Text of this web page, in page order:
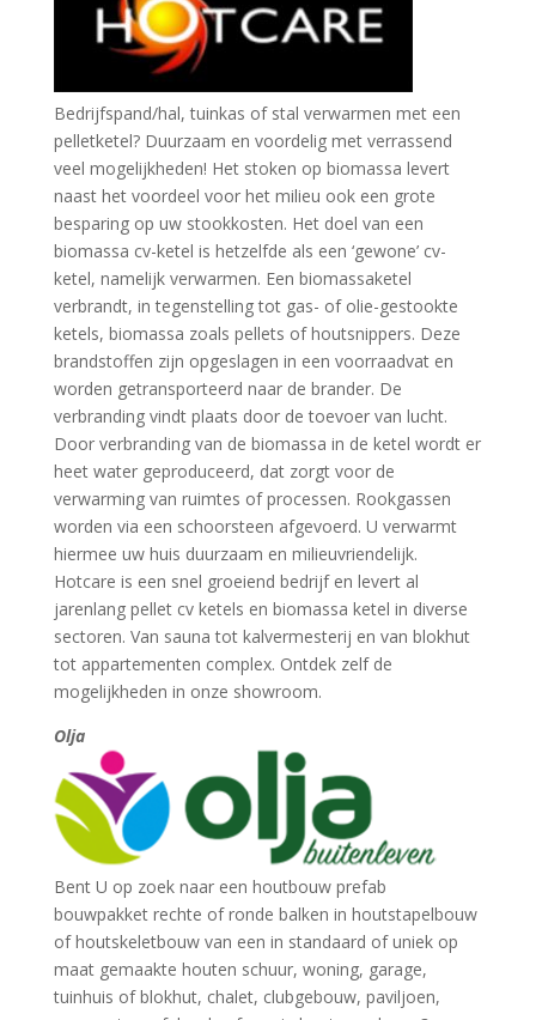
Bedrijfspand/hal, tuinkas of stal verwarmen met een
pelletketel? Duurzaam en voordelig met verrassend
veel mogelijkheden! Het stoken op biomassa levert
naast het voordeel voor het milieu ook een grote
besparing op uw stookkosten. Het doel van een
biomassa cv-ketel is hetzelfde als een ‘gewone’ cv-
ketel, namelijk verwarmen. Een biomassaketel
verbrandt, in tegenstelling tot gas- of olie-gestookte
ketels, biomassa zoals pellets of houtsnippers. Deze
brandstoffen zijn opgeslagen in een voorraadvat en
worden getransporteerd naar de brander. De
verbranding vindt plaats door de toevoer van lucht.
Door verbranding van de biomassa in de ketel wordt er
heet water geproduceerd, dat zorgt voor de
verwarming van ruimtes of processen. Rookgassen
worden via een schoorsteen afgevoerd. U verwarmt
hiermee uw huis duurzaam en milieuvriendelijk.
Hotcare is een snel groeiend bedrijf en levert al
jarenlang pellet cv ketels en biomassa ketel in diverse
sectoren. Van sauna tot kalvermesterij en van blokhut
tot appartementen complex. Ontdek zelf de
mogelijkheden in onze showroom.
Olja
Bent U op zoek naar een houtbouw prefab
bouwpakket rechte of ronde balken in houtstapelbouw
of houtskeletbouw van een in standaard of uniek op
maat gemaakte houten schuur, woning, garage,
tuinhuis of blokhut, chalet, clubgebouw, paviljoen,